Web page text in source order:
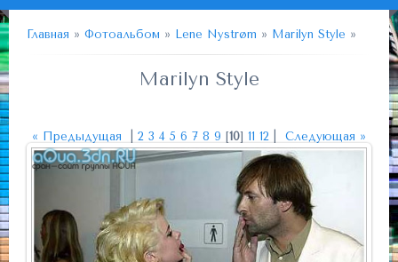
Главная » Фотоальбом » Lene Nystrøm » Marilyn Style »
Marilyn Style
« Предыдущая 2 3 4 5 6 7 8 9 [10] 11 12 Следующая »